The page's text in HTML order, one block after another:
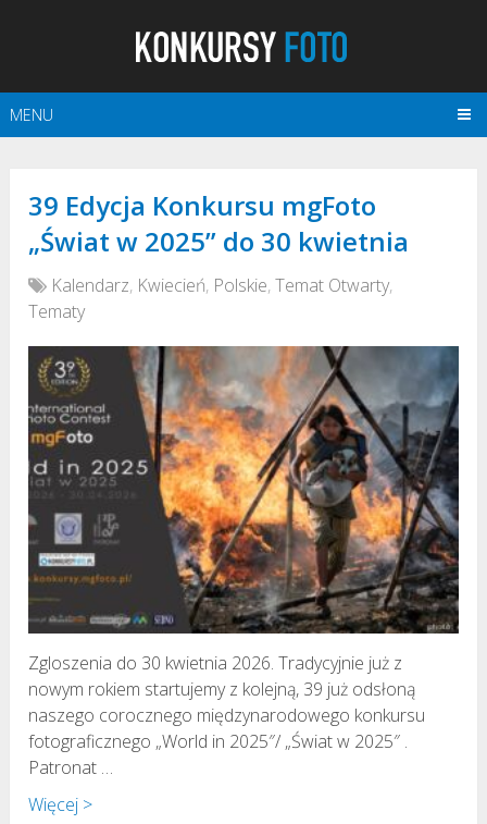
MENU
39 Edycja Konkursu mgFoto
„Świat w 2025” do 30 kwietnia
Kalendarz, Kwiecień, Polskie,Temat Otwarty,
Tematy
Zgloszenia do 30 kwietnia 2026. Tradycyjnie już z
nowym rokiem startujemy z kolejną, 39 już odsłoną
naszego corocznego międzynarodowego konkursu
fotograficznego „World in 2025″/ „Świat w 2025″ .
Patronat …
Więcej >